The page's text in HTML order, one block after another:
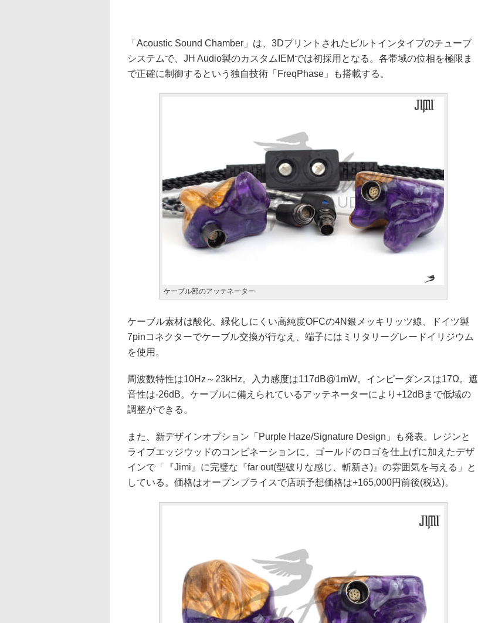
「Acoustic Sound Chamber」は、3Dプリントされたビルトインタイプのチューブ
システムで、JH Audio製のカスタムIEMでは初採用となる。各帯域の位相を極限ま
で正確に制御するという独自技術「FreqPhase」も搭載する。
ケーブル部のアッテネーター
ケーブル素材は酸化、緑化しにくい高純度OFCの4N銀メッキリッツ線、ドイツ製
7pinコネクターでケーブル交換が行なえ、端子にはミリタリーグレードイリジウム
を使用。
周波数特性は10Hz～23kHz。入力感度は117dB@1mW。インピーダンスは17Ω。遮
音性は-26dB。ケーブルに備えられているアッテネーターにより+12dBまで低域の
調整ができる。
また、新デザインオプション「Purple Haze/Signature Design」も発表。レジンと
ライブエッジウッドのコンビネーションに、ゴールドのロゴを仕上げに加えたデザ
インで「『Jimi』に完璧な『far out(型破りな感じ、斬新さ)』の雰囲気を与える」と
している。価格はオープンプライスで店頭予想価格は+165,000円前後(税込)。